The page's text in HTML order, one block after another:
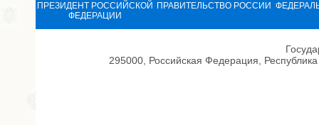
ПРЕЗИДЕНТ РОССИЙСКОЙ
ФЕДЕРАЦИИ
ПРАВИТЕЛЬСТВО РОССИИ
295000, Российская Федерация,